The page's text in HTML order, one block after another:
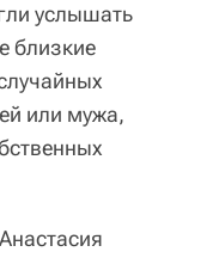
услышать
близкие
или мужа,